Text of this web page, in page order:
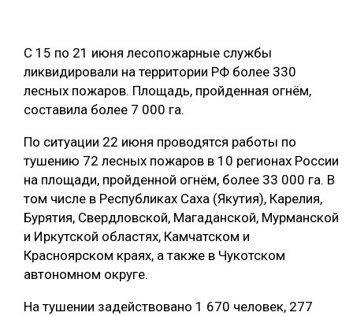
БИОЭНЕРГЕТИКА
ЛЕСОВОССТАНОВЛЕНИЕ И ЗАЩИТА
ЛОГИСТИКА
ПРОИЗВОДСТВО ДРЕВЕСНЫХ ПЛИТ
ЦБП
КОМПЛЕКСНАЯ ПЕРЕРАБОТКА
ЛЕСОПИЛЕНИЕ
ТЕМАТИЧЕСКИЕ ПРОЕКТЫ
С 15 по 21 июня лесопожарные службы
ликвидировали на территории РФ более 330
лесных пожаров. Площадь, пройденная огнём,
составила более 7 000 га.
По ситуации 22 июня проводятся работы по
тушению 72 лесных пожаров в 10 регионах России
на площади, пройденной огнём, более 33 000 га. В
том числе в Республиках Саха (Якутия), Карелия,
Бурятия, Свердловской, Магаданской, Мурманской
и Иркутской областях, Камчатском и
Красноярском краях, а также в Чукотском
автономном округе.
На тушении задействовано 1 670 человек, 277